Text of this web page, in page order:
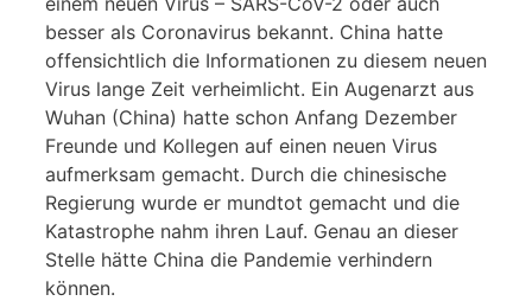
besser als Coronavirus bekannt. China hatte
offensichtlich die Informationen zu diesem neuen
Virus lange Zeit verheimlicht. Ein Augenarzt aus
Wuhan (China) hatte schon Anfang Dezember
Freunde und Kollegen auf einen neuen Virus
aufmerksam gemacht. Durch die chinesische
Regierung wurde er mundtot gemacht und die
Katastrophe nahm ihren Lauf. Genau an dieser
Stelle hätte China die Pandemie verhindern
können.